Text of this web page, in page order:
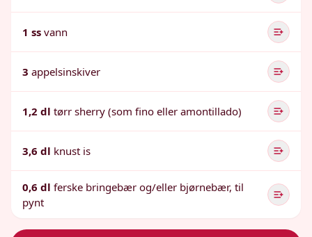
1 ss vann
3 appelsinskiver
1,2 dl tørr sherry (som fino eller amontillado)
3,6 dl knust is
0,6 dl ferske bringebær og/eller bjørnebær, til
pynt